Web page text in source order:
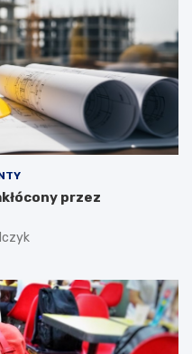
przez